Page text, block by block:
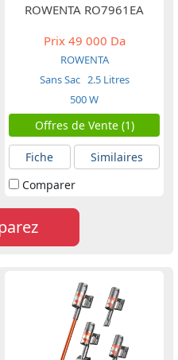
ROWENTA RO7961EA
Prix49 000 Da
ROWENTA
Sans Sac 2.5 Litres
500 W
Offres de Vente (1)
Fiche
Similaires
Comparer